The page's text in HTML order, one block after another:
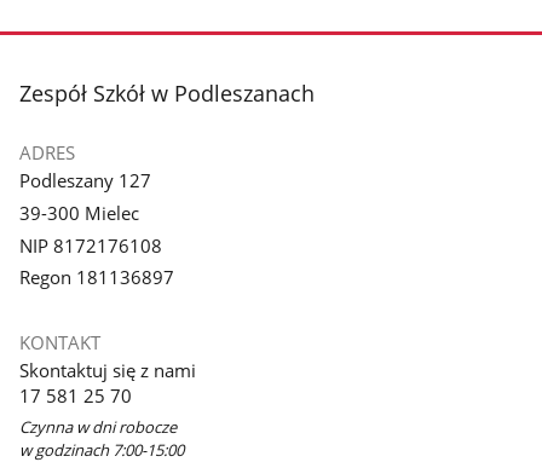
stopka
Zespół Szkół w Podleszanach
ADRES
Podleszany 127
39-300 Mielec
NIP 8172176108
Regon 181136897
KONTAKT
Skontaktuj się z nami
17 581 25 70
Czynna w dni robocze
w godzinach 7:00-15:00